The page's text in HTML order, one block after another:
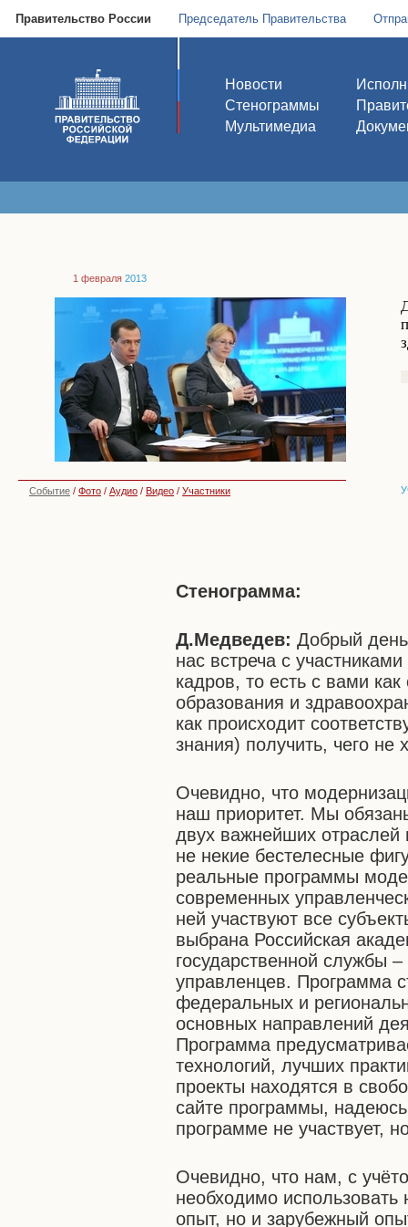
Правительство России Председатель Правительства
Новости
Стенограммы
Мультимедиа
1 февраля 2013
Событие / Фото / Аудио / Видео / Участники
Стенограмма:
Д.Медведев: Добрый
нас встреча с
кадров, то есть с вами
образования и
как происходит
знания) получить, чего не
Очевидно, что
наш приоритет. Мы
двух важнейших
не некие бестелесные
реальные программы
современных
ней участвуют все
выбрана Российская
государственной службы
управленцев. Программа
федеральных и
основных направлений
Программа
технологий, лучших
проекты находятся в
сайте программы,
программе не участвует,
Очевидно, что нам, с
необходимо
опыт, но и зарубежный